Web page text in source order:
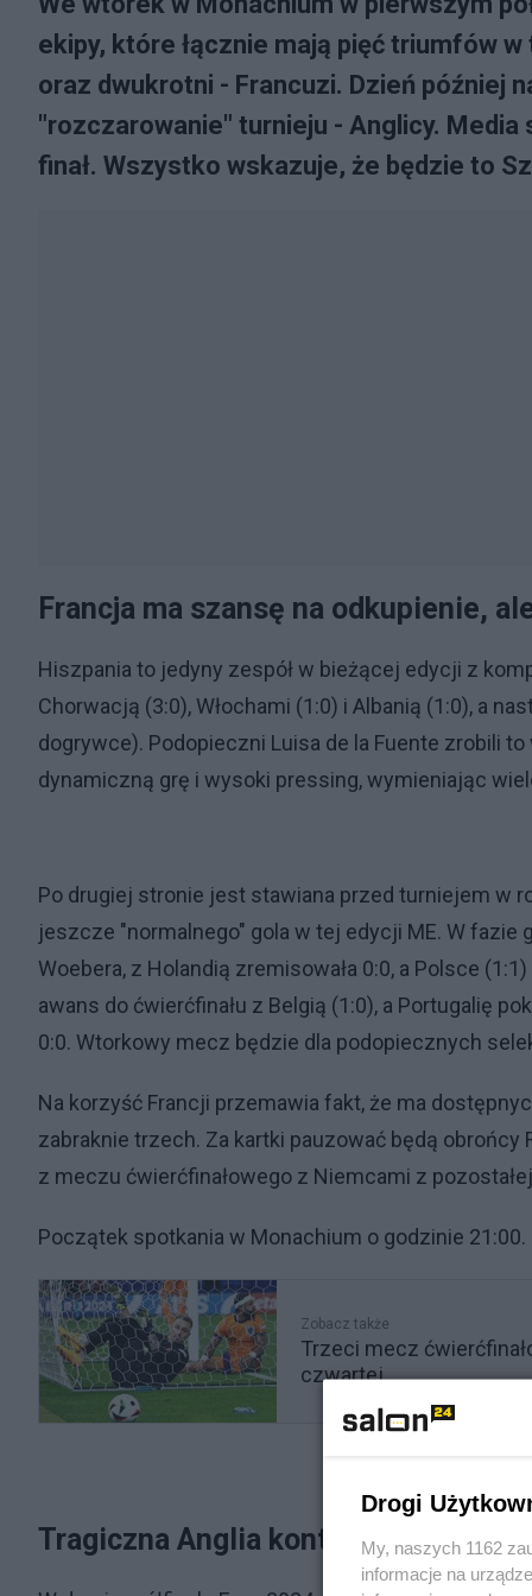
ekipy, które łącznie mają pięć triumfów
oraz dwukrotni - Francuzi. Dzień później
"rozczarowanie" turnieju - Anglicy.
finał. Wszystko wskazuje, że będzie to
Francja ma szansę na odkupienie,
Hiszpania to jedyny zespół w bieżącej edycji z
Chorwacją (3:0), Włochami (1:0) i Albanią (1:0), a
dogrywce). Podopieczni Luisa de la Fuente zrobili
dynamiczną grę i wysoki pressing, wymieniając
Po drugiej stronie jest stawiana przed turniejem w
jeszcze "normalnego" gola w tej edycji ME. W fazie
Woebera, z Holandią zremisowała 0:0, a Polsce
awans do ćwierćfinału z Belgią (1:0), a Portugalię
0:0. Wtorkowy mecz będzie dla podopiecznych
Na korzyść Francji przemawia fakt, że ma
zabraknie trzech. Za kartki pauzować będą obrońcy
z meczu ćwierćfinałowego z Niemcami z
Początek spotkania w Monachium o godzinie 21:00.
Zobacz także
Trzeci mecz
czwartej
Tragiczna Anglia kontra
Drogi
My, naszych 1162
informacje na